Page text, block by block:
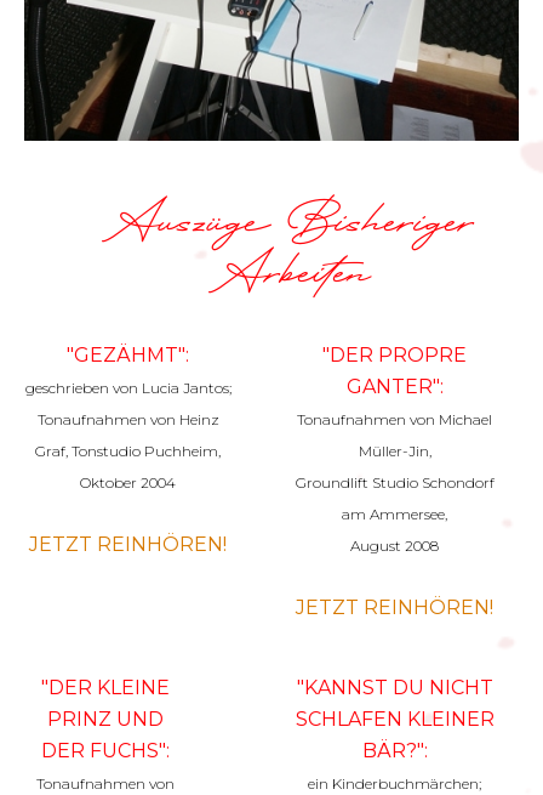
Auszüge Bisheriger
Arbeiten
"GEZÄHMT":
geschrieben von Lucia Jantos;
Tonaufnahmen von Heinz
Graf, Tonstudio Puchheim,
Oktober 2004
JETZT REINHÖREN!
"DER PROPRE
GANTER":
Tonaufnahmen von Michael
Müller-Jin,
Groundlift Studio Schondorf
am Ammersee,
August 2008
JETZT REINHÖREN!
"DER KLEINE
PRINZ UND
DER FUCHS":
Tonaufnahmen von
"KANNST DU NICHT
SCHLAFEN KLEINER
BÄR?":
ein Kinderbuchmärchen;